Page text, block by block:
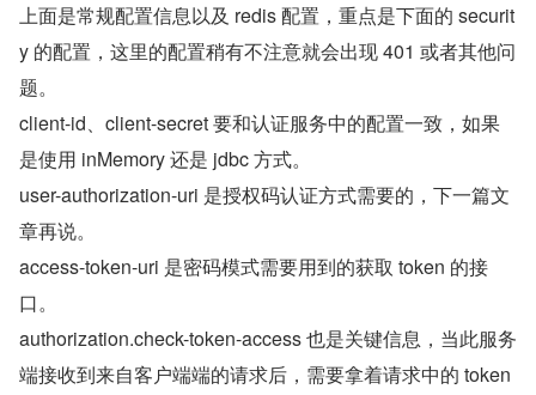
上面是常规配置信息以及 redis 配置，重点是下面的 securit
y 的配置，这里的配置稍有不注意就会出现 401 或者其他问
题。
client-id、client-secret 要和认证服务中的配置一致，如果
是使用 inMemory 还是 jdbc 方式。
user-authorization-uri 是授权码认证方式需要的，下一篇文
章再说。
access-token-uri 是密码模式需要用到的获取 token 的接
口。
authorization.check-token-access 也是关键信息，当此服务
端接收到来自客户端端的请求后，需要拿着请求中的 token